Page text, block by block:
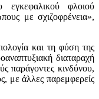
εγκεφαλικού φλοιού
με σχιζοφρένεια»,
και τη φύση της
διαταραχή
παράγοντες κινδύνου,
με άλλες παρεμφερείς